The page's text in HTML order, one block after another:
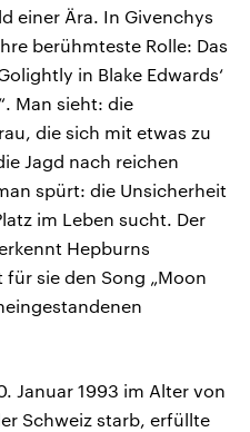
einer Ära. In Givenchys
berühmteste Rolle: Das
in Blake Edwards‘
Man sieht: die
die sich mit etwas zu
Jagd nach reichen
spürt: die Unsicherheit
im Leben sucht. Der
Hepburns
sie den Song „Moon
Januar 1993 im Alter von
Schweiz starb, erfüllte